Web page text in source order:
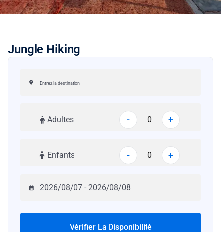
Jungle Hiking
Adultes - +
Enfants - +
Vérifier La Disponibilité